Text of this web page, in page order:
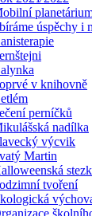
úspěchy i
v knihovně
perníčků
nadílka
výcvik
Martin
tvoření